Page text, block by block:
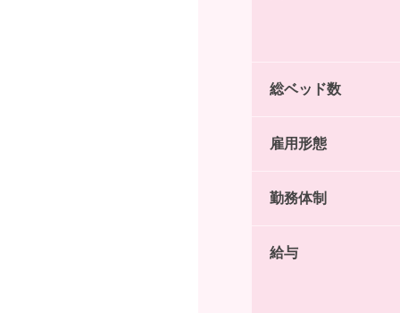
総ベッド数
雇用形態
勤務体制
給与